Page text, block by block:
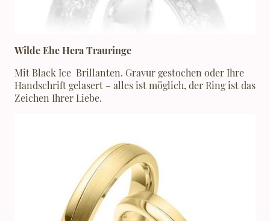
Wilde Ehe Hera Trauringe
Mit Black Ice Brillanten. Gravur gestochen oder Ihre
Handschrift gelasert – alles ist möglich, der Ring ist das
Zeichen Ihrer Liebe.